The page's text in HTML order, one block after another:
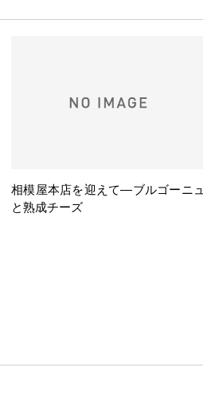
相模屋本店を迎えて―ブルゴーニュ
と熟成チーズ